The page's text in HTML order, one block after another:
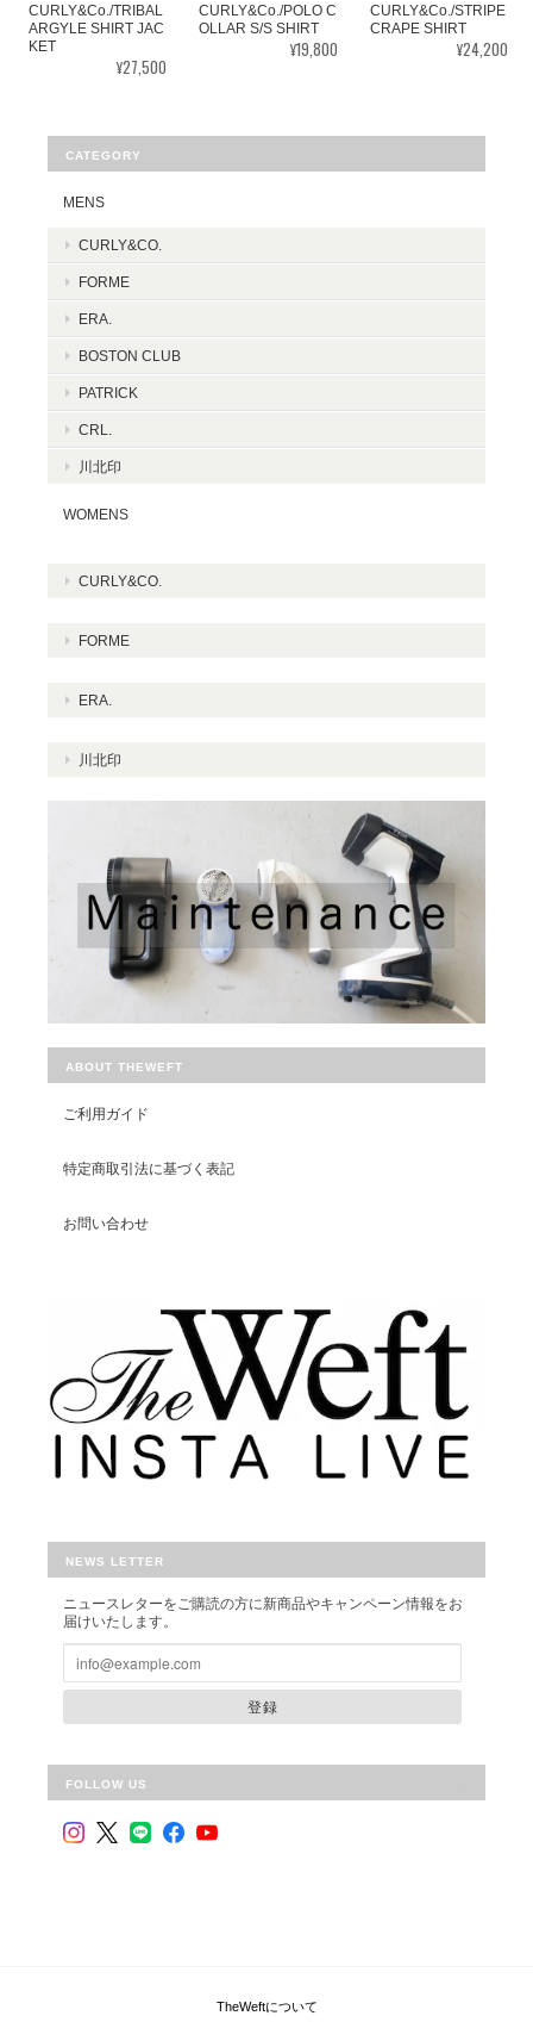
2025/10/26
CURLY&Co./SEED STITCH KNIT TEE (Q/S)
CURLY&Co./RAFFY ZIP PARKA -plain-
GRAY/SIZE1
2024/09/04
CURLY&Co./ROUND BODY COTTON TEE (S/S)
WHITE/SIZE1
2024/07/21
WHITE/SIZE4
2024/07/17
2024/07/13
STEEL BLUE/SIZE 1
CURLY&Co./TRIBAL
ARGYLE SHIRT JAC
KET
¥27,500
CURLY&Co./POLO C
OLLAR S/S SHIRT
¥19,800
CURLY&Co./STRIPE
CRAPE SHIRT
¥24,200
CATEGORY
MENS
CURLY&CO.
FORME
ERA.
BOSTON CLUB
PATRICK
CRL.
川北印
WOMENS
CURLY&CO.
FORME
ERA.
川北印
ABOUT THEWEFT
ご利用ガイド
特定商取引法に基づく表記
お問い合わせ
NEWS LETTER
ニュースレターをご購読の方に新商品やキャンペーン情報をお
届けいたします。
登録
FOLLOW US
TheWeftについて